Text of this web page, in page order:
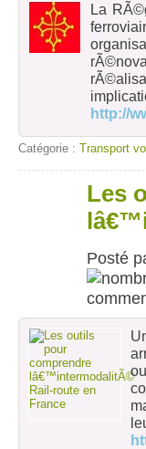
La
http://
Catégorie : Transport
Les
Posté